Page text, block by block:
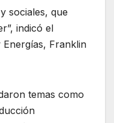
sociales, que
indicó el
Franklin
temas como